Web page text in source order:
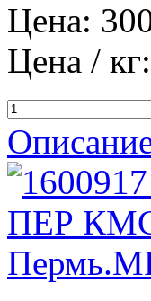
Цена:
Цена / кг: